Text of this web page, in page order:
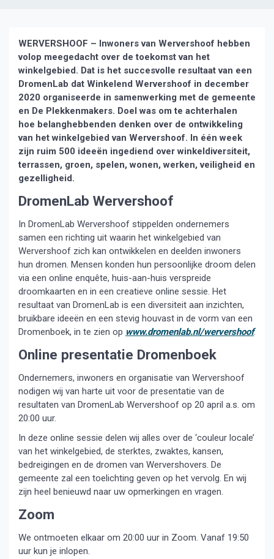
WERVERSHOOF – Inwoners van Wervershoof hebben
volop meegedacht over de toekomst van het
winkelgebied. Dat is het succesvolle resultaat van een
DromenLab dat Winkelend Wervershoof in december
2020 organiseerde in samenwerking met de gemeente
en De Plekkenmakers. Doel was om te achterhalen
hoe belanghebbenden denken over de ontwikkeling
van het winkelgebied van Wervershoof. In één week
zijn ruim 500 ideeën ingediend over winkeldiversiteit,
terrassen, groen, spelen, wonen, werken, veiligheid en
gezelligheid.
DromenLab Wervershoof
In DromenLab Wervershoof stippelden ondernemers
samen een richting uit waarin het winkelgebied van
Wervershoof zich kan ontwikkelen en deelden inwoners
hun dromen. Mensen konden hun persoonlijke droom delen
via een online enquête, huis-aan-huis verspreide
droomkaarten en in een creatieve online sessie. Het
resultaat van DromenLab is een diversiteit aan inzichten,
bruikbare ideeën en een stevig houvast in de vorm van een
Dromenboek, in te zien op www.dromenlab.nl/wervershoof.
Online presentatie Dromenboek
Ondernemers, inwoners en organisatie van Wervershoof
nodigen wij van harte uit voor de presentatie van de
resultaten van DromenLab Wervershoof op 20 april a.s. om
20:00 uur.
In deze online sessie delen wij alles over de ‘couleur locale’
van het winkelgebied, de sterktes, zwaktes, kansen,
bedreigingen en de dromen van Wervershovers. De
gemeente zal een toelichting geven op het vervolg. En wij
zijn heel benieuwd naar uw opmerkingen en vragen.
Zoom
We ontmoeten elkaar om 20:00 uur in Zoom. Vanaf 19:50
uur kun je inlopen.